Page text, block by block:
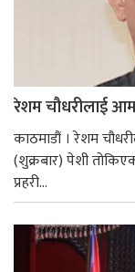
रेशम चौधरीलाई
काठमाडौं । रेशम
(शुक्रबार) पेशी
प्रहरी...